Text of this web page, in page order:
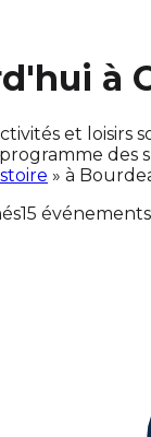
à
et loisirs
des
» à
15 événements